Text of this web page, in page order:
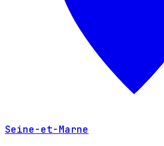
Seine-et-Marne